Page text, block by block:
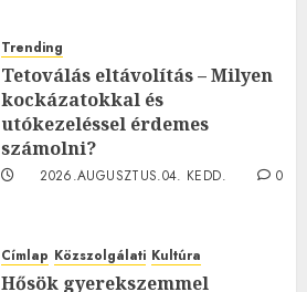
Trending
Tetoválás eltávolítás – Milyen
kockázatokkal és
utókezeléssel érdemes
számolni?
2026.AUGUSZTUS.04. KEDD.
0
Címlap Közszolgálati Kultúra
Hősök gyerekszemmel